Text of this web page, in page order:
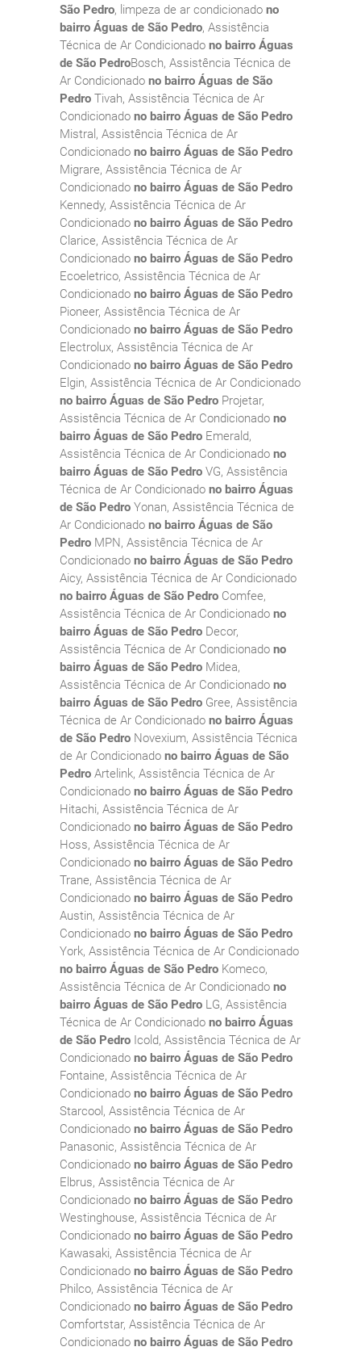
São Pedro, limpeza de ar condicionado no
bairro Águas de São Pedro, Assistência
Técnica de Ar Condicionado no bairro Águas
de São PedroBosch, Assistência Técnica de
Ar Condicionado no bairro Águas de São
Pedro Tivah, Assistência Técnica de Ar
Condicionado no bairro Águas de São Pedro
Mistral, Assistência Técnica de Ar
Condicionado no bairro Águas de São Pedro
Migrare, Assistência Técnica de Ar
Condicionado no bairro Águas de São Pedro
Kennedy, Assistência Técnica de Ar
Condicionado no bairro Águas de São Pedro
Clarice, Assistência Técnica de Ar
Condicionado no bairro Águas de São Pedro
Ecoeletrico, Assistência Técnica de Ar
Condicionado no bairro Águas de São Pedro
Pioneer, Assistência Técnica de Ar
Condicionado no bairro Águas de São Pedro
Electrolux, Assistência Técnica de Ar
Condicionado no bairro Águas de São Pedro
Elgin, Assistência Técnica de Ar Condicionado
no bairro Águas de São Pedro Projetar,
Assistência Técnica de Ar Condicionado no
bairro Águas de São Pedro Emerald,
Assistência Técnica de Ar Condicionado no
bairro Águas de São Pedro VG, Assistência
Técnica de Ar Condicionado no bairro Águas
de São Pedro Yonan, Assistência Técnica de
Ar Condicionado no bairro Águas de São
Pedro MPN, Assistência Técnica de Ar
Condicionado no bairro Águas de São Pedro
Aicy, Assistência Técnica de Ar Condicionado
no bairro Águas de São Pedro Comfee,
Assistência Técnica de Ar Condicionado no
bairro Águas de São Pedro Decor,
Assistência Técnica de Ar Condicionado no
bairro Águas de São Pedro Midea,
Assistência Técnica de Ar Condicionado no
bairro Águas de São Pedro Gree, Assistência
Técnica de Ar Condicionado no bairro Águas
de São Pedro Novexium, Assistência Técnica
de Ar Condicionado no bairro Águas de São
Pedro Artelink, Assistência Técnica de Ar
Condicionado no bairro Águas de São Pedro
Hitachi, Assistência Técnica de Ar
Condicionado no bairro Águas de São Pedro
Hoss, Assistência Técnica de Ar
Condicionado no bairro Águas de São Pedro
Trane, Assistência Técnica de Ar
Condicionado no bairro Águas de São Pedro
Austin, Assistência Técnica de Ar
Condicionado no bairro Águas de São Pedro
York, Assistência Técnica de Ar Condicionado
no bairro Águas de São Pedro Komeco,
Assistência Técnica de Ar Condicionado no
bairro Águas de São Pedro LG, Assistência
Técnica de Ar Condicionado no bairro Águas
de São Pedro Icold, Assistência Técnica de Ar
Condicionado no bairro Águas de São Pedro
Fontaine, Assistência Técnica de Ar
Condicionado no bairro Águas de São Pedro
Starcool, Assistência Técnica de Ar
Condicionado no bairro Águas de São Pedro
Panasonic, Assistência Técnica de Ar
Condicionado no bairro Águas de São Pedro
Elbrus, Assistência Técnica de Ar
Condicionado no bairro Águas de São Pedro
Westinghouse, Assistência Técnica de Ar
Condicionado no bairro Águas de São Pedro
Kawasaki, Assistência Técnica de Ar
Condicionado no bairro Águas de São Pedro
Philco, Assistência Técnica de Ar
Condicionado no bairro Águas de São Pedro
Comfortstar, Assistência Técnica de Ar
Condicionado no bairro Águas de São Pedro